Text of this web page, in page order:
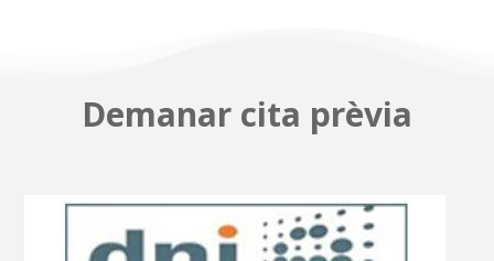
Demanar cita prèvia